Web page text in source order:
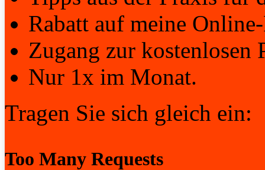
Rabatt auf meine
Zugang zur kostenlosen
Nur 1x im Monat.
Tragen Sie sich gleich ein: